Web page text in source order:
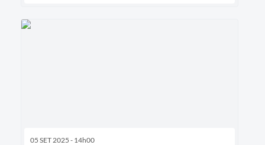
05 SET 2025 - 14h00